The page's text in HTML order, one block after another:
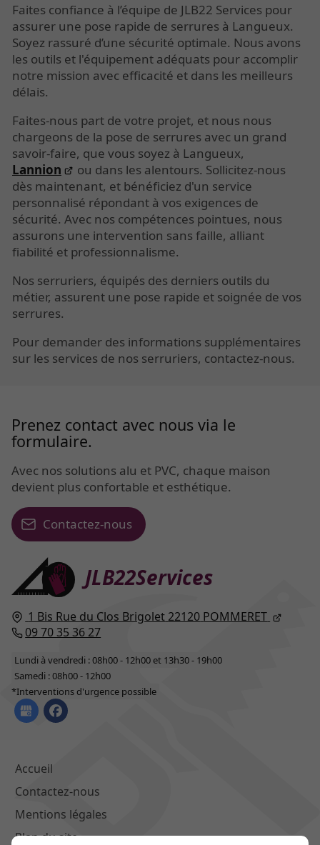
Faites confiance à l’équipe de JLB22 Services pour
assurer une pose rapide de serrures à Langueux.
Soyez rassuré d’une sécurité optimale. Nous avons
les outils et l'équipement adéquats pour accomplir
notre mission avec efficacité et dans les meilleurs
délais.
Faites-nous part de votre projet, et nous nous
chargeons de la pose de serrures avec un grand
savoir-faire, que vous soyez à Langueux,
Lannion
ou dans les alentours. Sollicitez-nous
dès maintenant, et bénéficiez d'un service
personnalisé répondant à vos exigences de
sécurité. Avec nos compétences pointues, nous
assurons une intervention sans faille, alliant
fiabilité et professionnalisme.
Nos serruriers, équipés des derniers outils du
métier, assurent une pose rapide et soignée de vos
serrures.
Pour demander des informations supplémentaires
sur les services de nos serruriers, contactez-nous.
JLB22Services
1 Bis Rue du Clos Brigolet 22120 POMMERET
09 70 35 36 27
Lundi à vendredi : 08h00 - 12h00 et 13h30 - 19h00
Samedi : 08h00 - 12h00
*Interventions d'urgence possible
Accueil
Contactez-nous
Mentions légales
Plan du site
Prenez contact avec nous via le
formulaire.
Avec nos solutions alu et PVC, chaque maison
devient plus confortable et esthétique.
Contactez-nous